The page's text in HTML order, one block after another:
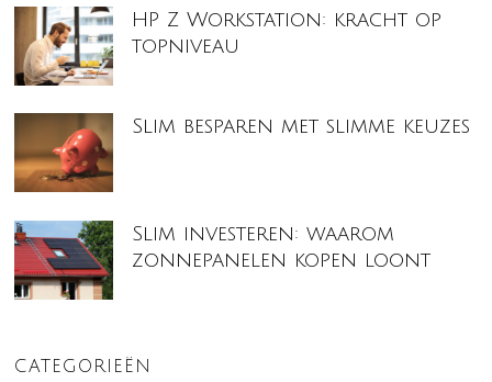
HP Z Workstation: kracht op
topniveau
Slim besparen met slimme keuzes
Slim investeren: waarom
zonnepanelen kopen loont
CATEGORIEËN